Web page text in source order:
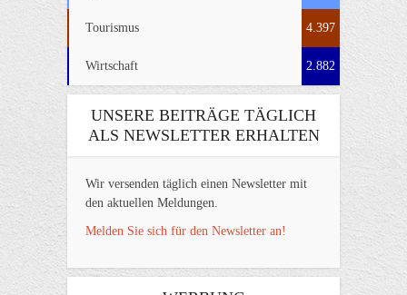
Tourismus 4.397
Wirtschaft 2.882
UNSERE BEITRÄGE TÄGLICH
ALS NEWSLETTER ERHALTEN
Wir versenden täglich einen Newsletter mit
den aktuellen Meldungen.
Melden Sie sich für den Newsletter an!